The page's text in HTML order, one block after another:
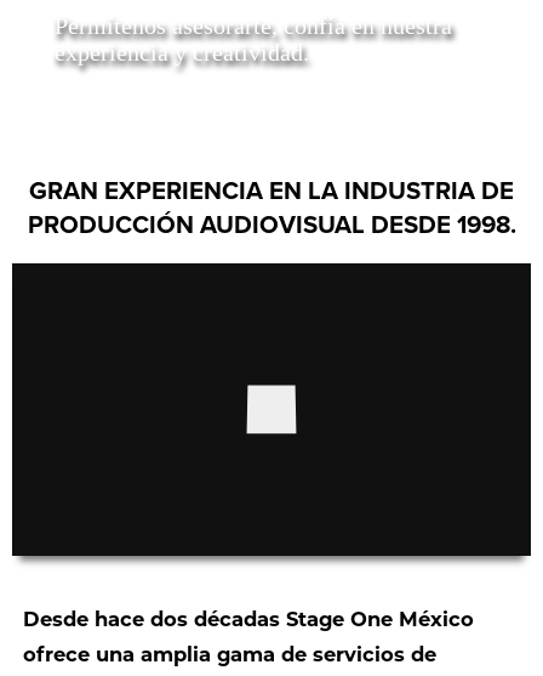
Permítenos asesorarte, confía en nuestra
experiencia y creatividad.
GRAN EXPERIENCIA EN LA INDUSTRIA DE
PRODUCCIÓN AUDIOVISUAL DESDE 1998.
Desde hace dos décadas Stage One México
ofrece una amplia gama de servicios de